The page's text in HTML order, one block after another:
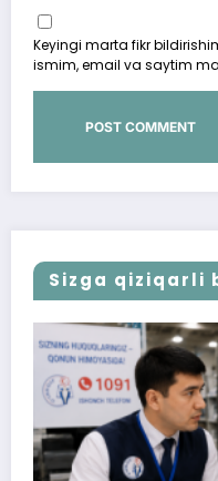
Keyingi marta fikr
ismim, email va saytim
Sizga qiziqarli